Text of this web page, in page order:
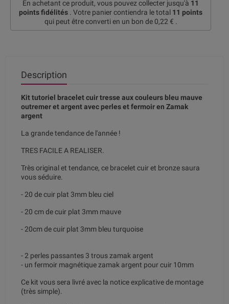
En achetant ce produit, vous pouvez collecter jusqu'à 11
points fidélités . Votre panier contiendra le total 11 points
qui peut être converti en un bon de 0,22 € .
Description
Kit tutoriel bracelet cuir tresse aux couleurs bleu mauve
outremer et argent avec perles et fermoir en Zamak
argent
La grande tendance de l'année !
TRES FACILE A REALISER.
Très original et tendance, ce bracelet cuir et bronze saura
vous séduire.
- 20 de cuir plat 3mm bleu ciel
- 20 cm de cuir plat 3mm mauve
- 20cm de cuir plat 3mm bleu turquoise
- 2 perles passantes 3 trous zamak argent
- un fermoir magnétique zamak argent pour cuir 10mm
Ce kit vous sera livré avec la notice explicative de montage
(très simple).